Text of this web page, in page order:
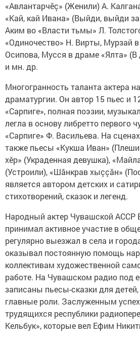
«Авлантарчĕç» (Женили) А.
«Кай, кай Ивана» (Выйди, выйди
Аким во «Власти тьмы» Л.
«Одиночество» Н. Вирты, Мурзай
Осипова, Мусся в драме «Ялта» (В
и мн. др.
Многогранность таланта актера
драматургии. Он автор 15 пьес и
«Сарпиге», полная поэзии,
легла в основу либретто первого
«Сарпиге» Ф. Васильева. На
также пьесы «Кукша Иван»
хěр» (Украденная девушка),
(Устроили), «Шăнкрав хыççăн»
является автором детских и
стихотворений, сказок и легенд.
Народный актер Чувашской АССР
принимал активное участие в
регулярно выезжал в села и
оказывал постоянную помощь
коллективам художественной
работе. На Чувашском радио под
записаны пьесы-сказки для
главные роли. Заслуженным
трудящихся республики
Кельбук», которые вел Ефим